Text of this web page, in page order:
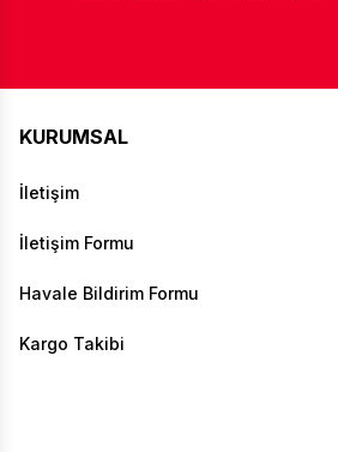
KURUMSAL
İletişim
İletişim Formu
Havale Bildirim Formu
Kargo Takibi